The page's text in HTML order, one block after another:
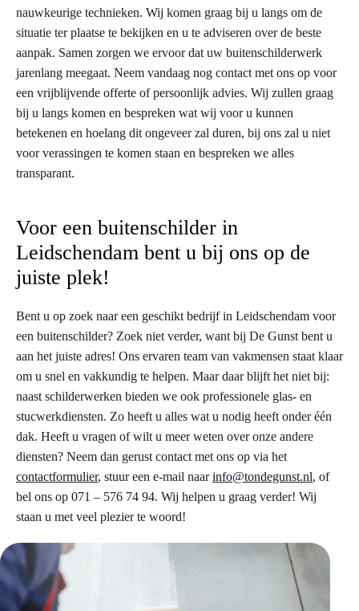
nauwkeurige technieken. Wij komen graag bij u langs om de
situatie ter plaatse te bekijken en u te adviseren over de beste
aanpak. Samen zorgen we ervoor dat uw buitenschilderwerk
jarenlang meegaat. Neem vandaag nog contact met ons op voor
een vrijblijvende offerte of persoonlijk advies. Wij zullen graag
bij u langs komen en bespreken wat wij voor u kunnen
betekenen en hoelang dit ongeveer zal duren, bij ons zal u niet
voor verassingen te komen staan en bespreken we alles
transparant.
Voor een buitenschilder in
Leidschendam bent u bij ons op de
juiste plek!
Bent u op zoek naar een geschikt bedrijf in Leidschendam voor
een buitenschilder? Zoek niet verder, want bij De Gunst bent u
aan het juiste adres! Ons ervaren team van vakmensen staat klaar
om u snel en vakkundig te helpen. Maar daar blijft het niet bij:
naast schilderwerken bieden we ook professionele glas- en
stucwerkdiensten. Zo heeft u alles wat u nodig heeft onder één
dak. Heeft u vragen of wilt u meer weten over onze andere
diensten? Neem dan gerust contact met ons op via het
contactformulier, stuur een e-mail naarinfo@tondegunst.nl, of
bel ons op 071 – 576 74 94. Wij helpen u graag verder! Wij
staan u met veel plezier te woord!